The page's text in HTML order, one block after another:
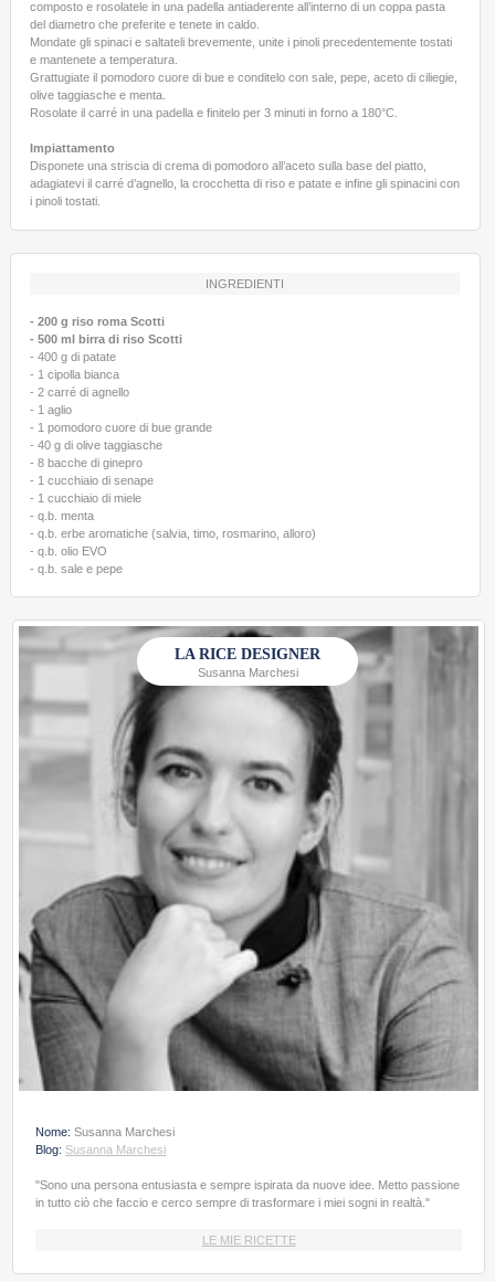
composto e rosolatele in una padella antiaderente all’interno di un coppa pasta
del diametro che preferite e tenete in caldo.
Mondate gli spinaci e saltateli brevemente, unite i pinoli precedentemente tostati
e mantenete a temperatura.
Grattugiate il pomodoro cuore di bue e conditelo con sale, pepe, aceto di ciliegie,
olive taggiasche e menta.
Rosolate il carré in una padella e finitelo per 3 minuti in forno a 180°C.
Impiattamento
Disponete una striscia di crema di pomodoro all’aceto sulla base del piatto,
adagiatevi il carré d’agnello, la crocchetta di riso e patate e infine gli spinacini con
i pinoli tostati.
INGREDIENTI
- 200 g riso roma Scotti
- 500 ml birra di riso Scotti
- 400 g di patate
- 1 cipolla bianca
- 2 carré di agnello
- 1 aglio
- 1 pomodoro cuore di bue grande
- 40 g di olive taggiasche
- 8 bacche di ginepro
- 1 cucchiaio di senape
- 1 cucchiaio di miele
- q.b. menta
- q.b. erbe aromatiche (salvia, timo, rosmarino, alloro)
- q.b. olio EVO
- q.b. sale e pepe
LA RICE DESIGNER
Susanna Marchesi
Nome:Susanna Marchesi
Blog: Susanna Marchesi
"Sono una persona entusiasta e sempre ispirata da nuove idee. Metto passione
in tutto ciò che faccio e cerco sempre di trasformare i miei sogni in realtà."
LE MIE RICETTE